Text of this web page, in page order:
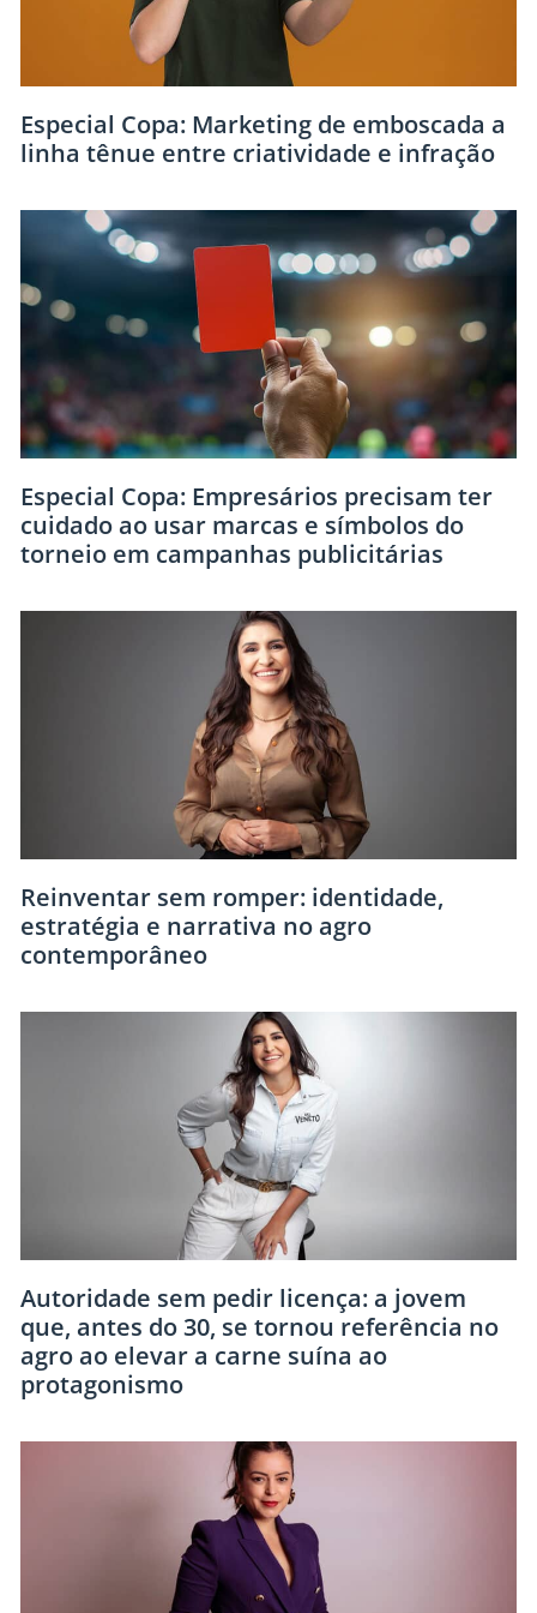
Especial Copa: Marketing de emboscada a
linha tênue entre criatividade e infração
Especial Copa: Empresários precisam ter
cuidado ao usar marcas e símbolos do
torneio em campanhas publicitárias
Reinventar sem romper: identidade,
estratégia e narrativa no agro
contemporâneo
Autoridade sem pedir licença: a jovem
que, antes do 30, se tornou referência no
agro ao elevar a carne suína ao
protagonismo